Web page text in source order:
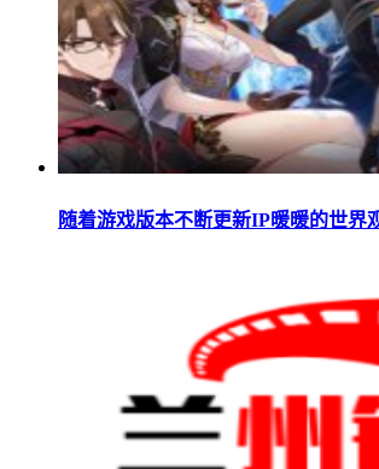
随着游戏版本不断更新IP暖暖的世界